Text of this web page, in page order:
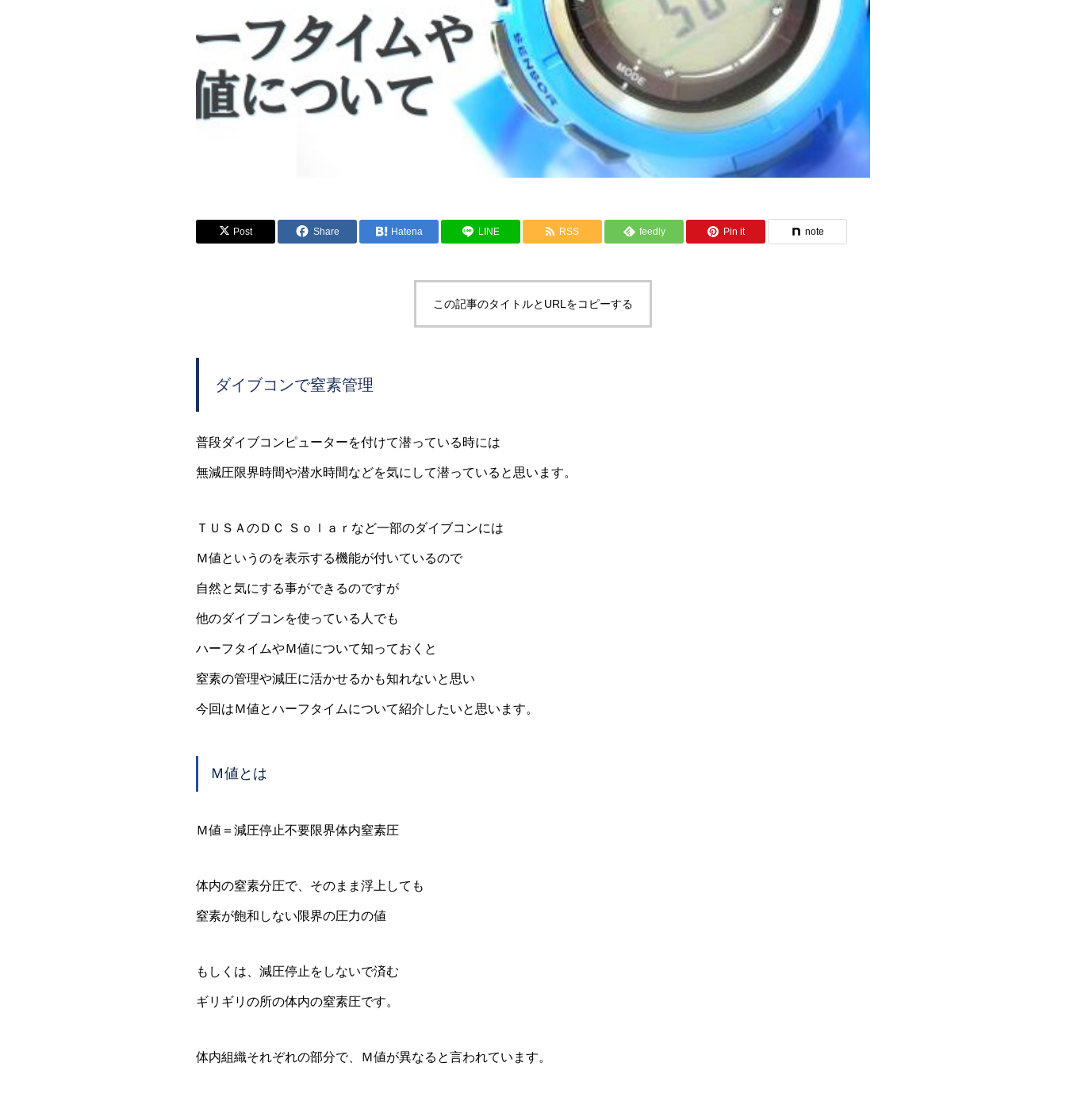
Post Share Hatena LINE RSS feedly Pin it note
この記事のタイトルとURLをコピーする
ダイブコンで窒素管理
普段ダイブコンピューターを付けて潜っている時には
無減圧限界時間や潜水時間などを気にして潜っていると思います。
ＴＵＳＡのＤＣ Ｓｏｌａｒなど一部のダイブコンには
Ｍ値というのを表示する機能が付いているので
自然と気にする事ができるのですが
他のダイブコンを使っている人でも
ハーフタイムやＭ値について知っておくと
窒素の管理や減圧に活かせるかも知れないと思い
今回はＭ値とハーフタイムについて紹介したいと思います。
Ｍ値とは
Ｍ値＝減圧停止不要限界体内窒素圧
体内の窒素分圧で、そのまま浮上しても
窒素が飽和しない限界の圧力の値
もしくは、減圧停止をしないで済む
ギリギリの所の体内の窒素圧です。
体内組織それぞれの部分で、Ｍ値が異なると言われています。